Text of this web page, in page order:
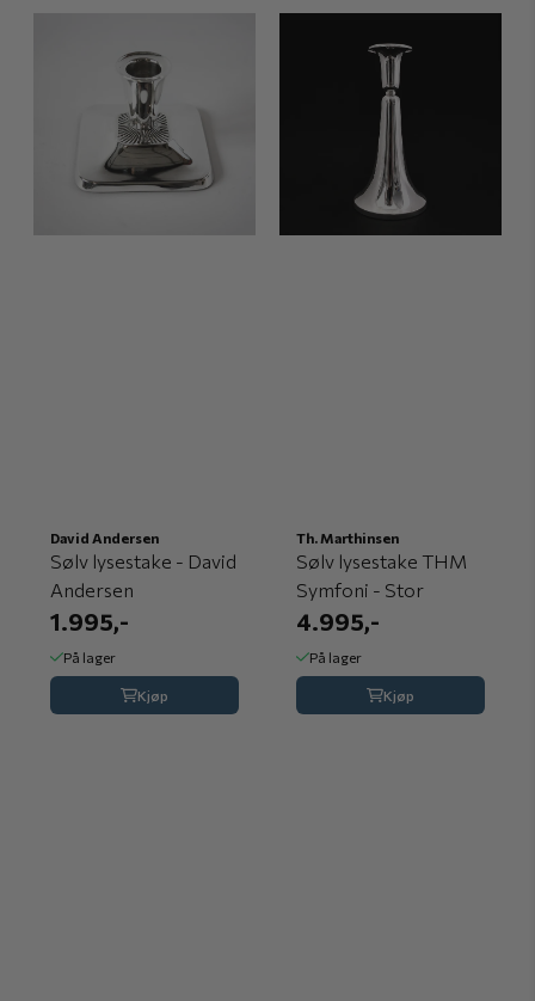
David Andersen
Sølv lysestake - David
Andersen
1.995,-
På lager
Kjøp
Th. Marthinsen
Sølv lysestake THM
Symfoni - Stor
4.995,-
På lager
Kjøp